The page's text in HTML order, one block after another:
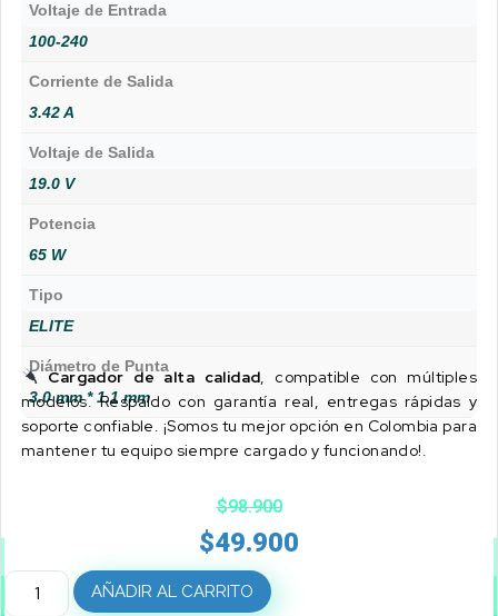
Voltaje de Entrada
100-240
Corriente de Salida
3.42 A
Voltaje de Salida
19.0 V
Potencia
65 W
Tipo
ELITE
Diámetro de Punta
3.0 mm * 1.1 mm
Cargador de alta calidad , compatible con múltiples
modelos. Respaldo con garantía real, entregas rápidas y
soporte confiable. ¡Somos tu mejor opción en Colombia para
mantener tu equipo siempre cargado y funcionando!.
$98.900
$49.900
AÑADIR AL CARRITO